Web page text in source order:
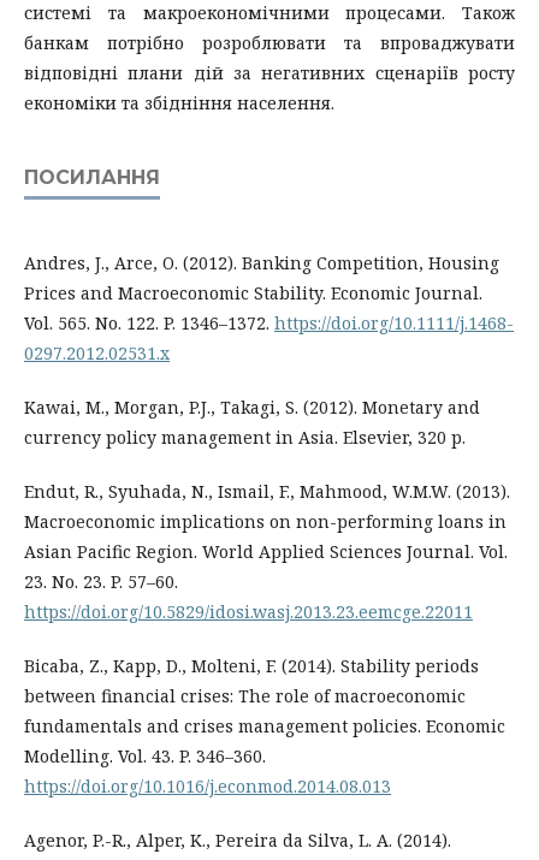
системі та макроекономічними процесами. Також
банкам потрібно розроблювати та впроваджувати
відповідні плани дій за негативних сценаріїв росту
економіки та збідніння населення.
ПОСИЛАННЯ
Andrеs, J., Arce, O. (2012). Banking Competition, Housing
Prices and Macroeconomic Stability. Economic Journal.
Vol. 565. No. 122. P. 1346–1372. https://doi.org/10.1111/j.1468-
0297.2012.02531.x
Kawai, M., Morgan, P.J., Takagi, S. (2012). Monetary and
currency policy management in Asia. Elsevier, 320 p.
Endut, R., Syuhada, N., Ismail, F., Mahmood, W.M.W. (2013).
Macroeconomic implications on non-performing loans in
Asian Pacific Region. World Applied Sciences Journal. Vol.
23. No. 23. P. 57–60.
https://doi.org/10.5829/idosi.wasj.2013.23.eemcge.22011
Bicaba, Z., Kapp, D., Molteni, F. (2014). Stability periods
between financial crises: The role of macroeconomic
fundamentals and crises management policies. Economic
Modelling. Vol. 43. P. 346–360.
https://doi.org/10.1016/j.econmod.2014.08.013
Agеnor, P.-R., Alper, K., Pereira da Silva, L. A. (2014).